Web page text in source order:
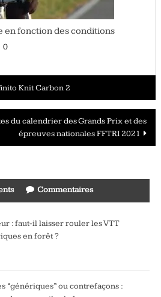
en fonction des conditions
0
Knit Carbon 2
du calendrier des Grands Prix et des
épreuves nationales FFTRI 2021
Commentaires
: faut-il laisser rouler les VTT
en forêt ?
“génériques” ou contrefaçons :